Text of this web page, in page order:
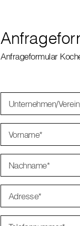
Anfrageformular
Unternehmen/
Vorname*
Nachname*
Adresse*